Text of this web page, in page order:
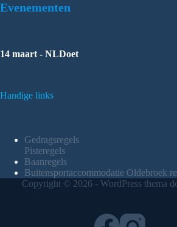
Evenementen
14 maart - NLDoet
Handige links
Gedragsregels
Pisteregels
Baanregels
Buitensportaccommodatie Oldebroek
Copyright © 2026 - WordPress thema